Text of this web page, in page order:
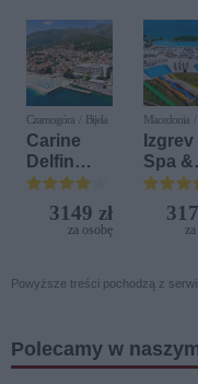
Czarnogóra / Bijela
Carine
Delfin
Bijela (ex.
Iberostar
Bijela
3149 zł
za osobę
Macedonia
Kamen
Izgrev
Spa &
Powyższe treści pochodzą z
Polecamy w